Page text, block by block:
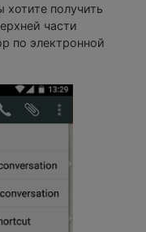
хотите получить
части
по электронной